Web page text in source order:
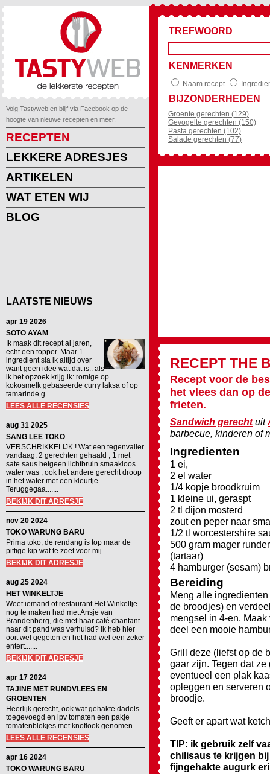
Volg Tastyweb en blijf via Facebook op de
hoogte van nieuwe recepten en meer.
RECEPTEN
LEKKERE ADRESJES
ARTIKELEN
WAT ETEN WIJ
BLOG
LAATSTE NIEUWS
apr 19 2026
SOTO AYAM
Ik maak dit recept al jaren,
echt een topper. Maar 1
ingredient sla ik altijd over
want geen idee wat dat is.. als
ik het opzoek krijg ik: romige op
kokosmelk gebaseerde curry laksa of op
tamarinde g.......
LEES ALLE RECENSIES
aug 31 2025
SANG LEE TOKO
VERSCHRIKKELIJK ! Wat een tegenvaller
vandaag. 2 gerechten gehaald , 1 met
sate saus hetgeen lichtbruin smaakloos
water was , ook het andere gerecht droop
in het water met een kleurtje.
Teruggegaa.......
BEKIJK DIT ADRESJE
nov 20 2024
TOKO WARUNG BARU
Prima toko, de rendang is top maar de
pittige kip wat te zoet voor mij.
BEKIJK DIT ADRESJE
aug 25 2024
HET WINKELTJE
Weet iemand of restaurant Het Winkeltje
nog te maken had met Ansje van
Brandenberg, die met haar café chantant
naar dit pand was verhuisd? Ik heb hier
ooit wel gegeten en het had wel een zeker
entert.......
BEKIJK DIT ADRESJE
apr 17 2024
TAJINE MET RUNDVLEES EN
GROENTEN
Heerlijk gerecht, ook wat gehakte dadels
toegevoegd en ipv tomaten een pakje
tomatenblokjes met knoflook genomen.
LEES ALLE RECENSIES
apr 16 2024
TOKO WARUNG BARU
TREFWOORD
KENMERKEN
Naam recept
BIJZONDERHEDEN
Groente gerechten (129)
Gevogelte gerechten (150)
Pasta gerechten (102)
Salade gerechten (77)
RECEPT THE
Recept voor de
het vlees dan op
frieten.
Sandwich gerechtuit
barbecue, kinderen of
Ingredienten
1 ei,
2 el water
1/4 kopje broodkruim
1 kleine ui, geraspt
2 tl dijon mosterd
zout en peper naar
1/2 tl worcestershire
500 gram mager
(tartaar)
4 hamburger (sesam)
Bereiding
Meng alle
de broodjes) en
mengsel in 4-en. Maak
deel een mooie
Grill deze (liefst op de
gaar zijn. Tegen dat ze
eventueel een plak
opleggen en serveren
broodje.
Geeft er apart wat
TIP: ik gebruik zelf
chilisaus te krijgen
fijngehakte augurk